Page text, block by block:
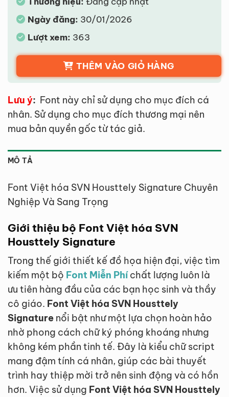
Ngày đăng: 30/01/2026
Lượt xem: 363
THÊM VÀO GIỎ HÀNG
Lưu ý: Font này chỉ sử dụng cho mục đích cá
nhân. Sử dụng cho mục đích thương mại nên
mua bản quyền gốc từ tác giả.
MÔ TẢ
Font Việt hóa SVN Housttely Signature Chuyên
Nghiệp Và Sang Trọng
Giới thiệu bộ Font Việt hóa SVN
Housttely Signature
Trong thế giới thiết kế đồ họa hiện đại, việc tìm
kiếm một bộ Font Miễn Phíchất lượng luôn là
ưu tiên hàng đầu của các bạn học sinh và thầy
cô giáo. Font Việt hóa SVN Housttely
Signature nổi bật như một lựa chọn hoàn hảo
nhờ phong cách chữ ký phóng khoáng nhưng
không kém phần tinh tế. Đây là kiểu chữ script
mang đậm tính cá nhân, giúp các bài thuyết
trình hay thiệp mời trở nên sinh động và có hồn
hơn. Việc sử dụng Font Việt hóa SVN Housttely